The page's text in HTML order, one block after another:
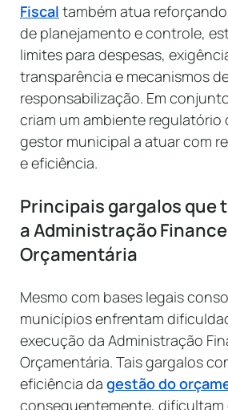
Fiscal também atua
de planejamento e controle,
limites para despesas,
transparência e mecanismos
responsabilização. Em
criam um ambiente regulatório
gestor municipal a atuar com
e eficiência.
Principais gargalos que
a Administração
Orçamentária
Mesmo com bases legais
municípios enfrentam
execução da Administração
Orçamentária. Tais gargalos
eficiência da gestão do
consequentemente,